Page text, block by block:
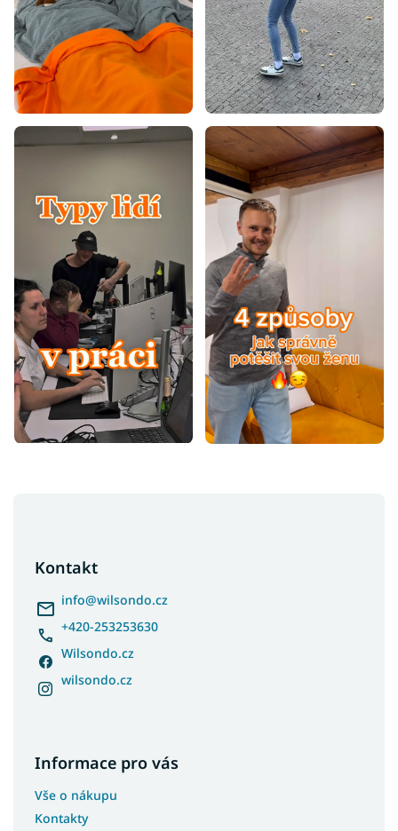
Kontakt
info@wilsondo.cz
+420-253253630
Wilsondo.cz
wilsondo.cz
Informace pro vás
Vše o nákupu
Kontakty